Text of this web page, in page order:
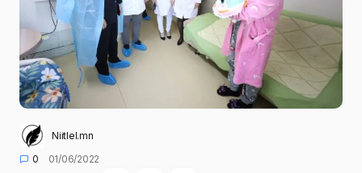
Niitlel.mn
0
01/06/2022